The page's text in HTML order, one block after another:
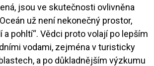
jsou ve skutečnosti ovlivněna
už není nekonečný prostor,
a pohltí“. Vědci proto volají po lepším
vodami, zejména v turisticky
a po důkladnějším výzkumu